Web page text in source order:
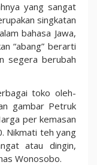
yang sangat
singkatan
bahasa Jawa,
“abang” berarti
segera berubah
toko oleh-
gambar Petruk
per kemasan
Nikmati teh yang
atau dingin,
Wonosobo.